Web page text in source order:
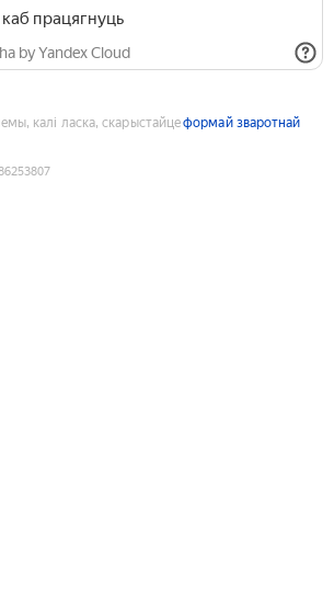
каб працягнуць
by Yandex Cloud
калі ласка, скарыстайцеформай зваротнай